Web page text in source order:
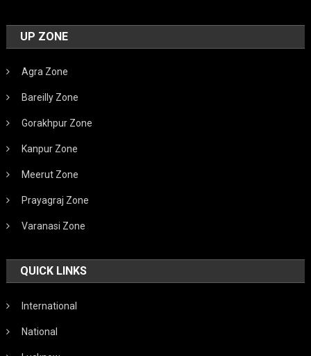
UP ZONE
Agra Zone
Bareilly Zone
Gorakhpur Zone
Kanpur Zone
Meerut Zone
Prayagraj Zone
Varanasi Zone
QUICK LINKS
International
National